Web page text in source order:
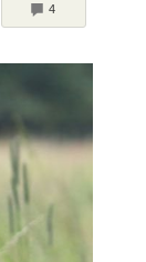
4COMMENTS